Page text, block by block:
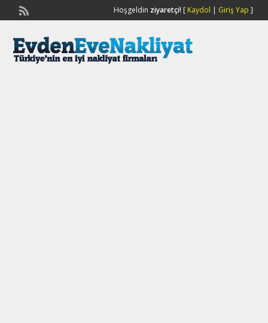
Hoşgeldin ziyaretçi![ Kaydol | Giriş Yap ]